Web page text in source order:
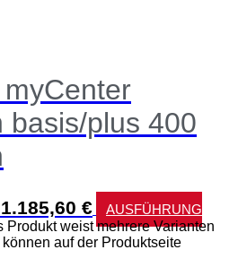
basis/plus 400
1.185,60 €
AUSFÜHRUNG
Produkt weist mehrere Varianten
auf der Produktseite